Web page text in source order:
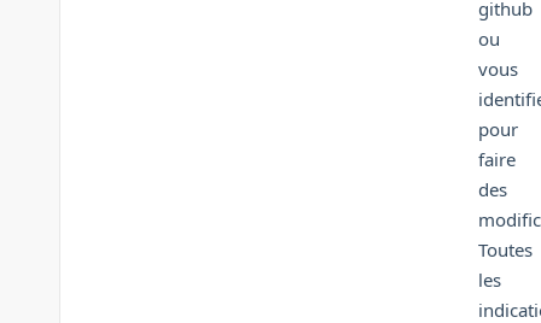
github
ou
vous
pour
faire
des
Toutes
les